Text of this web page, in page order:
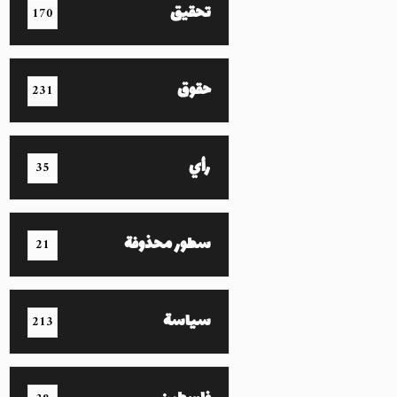
تحقيق 170
حقوق 231
رأي 35
سطور محذوفة 21
سياسة 213